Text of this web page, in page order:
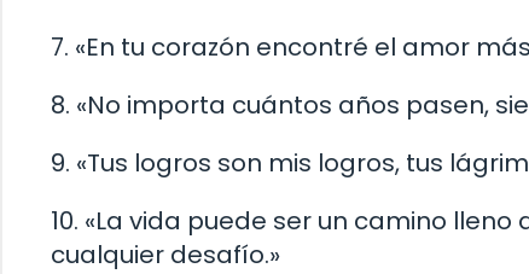
7. «En tu corazón encontré el amor
8. «No importa cuántos años pasen,
9. «Tus logros son mis logros, tus
10. «La vida puede ser un camino
cualquier desafío.»